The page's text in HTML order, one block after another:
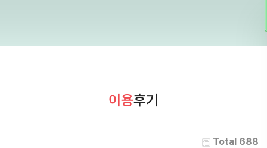
이용후기
Total 688